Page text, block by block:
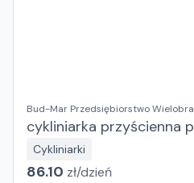
Bud-Mar Przedsiębiorstwo
cykliniarka przyścienna
Cykliniarki
86.10 zł/dzień